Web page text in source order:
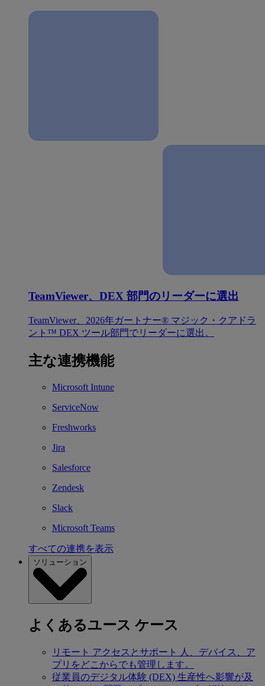
TeamViewer、DEX 部門のリーダーに選出
TeamViewer、2026年ガートナー® マジック・クアドラ
ント™ DEX ツール部門でリーダーに選出。
主な連携機能
Microsoft Intune
ServiceNow
Freshworks
Jira
Salesforce
Zendesk
Slack
Microsoft Teams
すべての連携を表示
ソリューション
よくあるユース ケース
リモート アクセスとサポート
人、デバイス、ア
プリをどこからでも管理します。
従業員のデジタル体験 (DEX) 生産性へ影響が及